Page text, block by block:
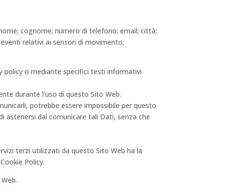
cognome; numero di telefono; email; città;
relativi ai sensori di movimento;
policy o mediante specifici testi informativi
durante l'uso di questo Sito Web.
potrebbe essere impossibile per questo
astenersi dal comunicare tali Dati, senza che
terzi utilizzati da questo Sito Web ha la
Policy.